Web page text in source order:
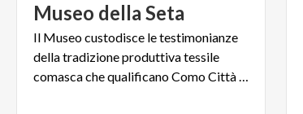
Museo della Seta
Il Museo custodisce le testimonianze
della tradizione produttiva tessile
comasca che qualificano Como Città della Seta